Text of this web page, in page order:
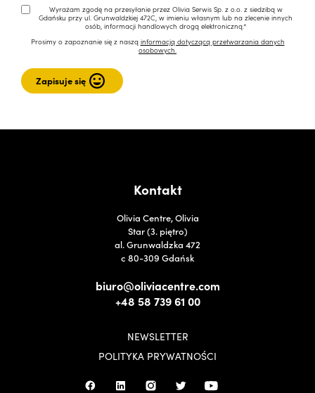
Wyrażam zgodę na przesyłanie przez Olivia Serwis Sp. z o.o. z siedzibą w
Gdańsku przy ul. Grunwaldzkiej 472C, w imieniu własnym lub na zlecenie innych
osób, informacji handlowych drogą elektroniczną.*
Prosimy o zapoznanie się z naszą informacją dotyczącą przetwarzania danych
osobowych.
Kontakt
Olivia Centre, Olivia
Star (3. piętro)
al. Grunwaldzka 472
c 80-309 Gdańsk
biuro@oliviacentre.com
+48 58 739 61 00
NEWSLETTER
POLITYKA PRYWATNOŚCI